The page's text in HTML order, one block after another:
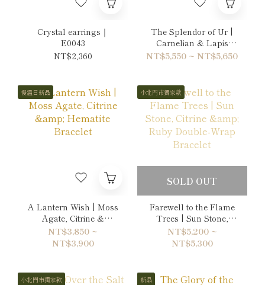
Crystal earrings｜
E0043
NT$2,360
The Splendor of Ur |
Carnelian & Lapis
Lazuli Bracelet
NT$5,550 ~ NT$5,650
慢溫日新品
A Lantern Wish | Moss
Agate, Citrine &
Hematite Bracelet
NT$3,850 ~
NT$3,900
小北門市獨家款
SOLD OUT
Farewell to the Flame
Trees | Sun Stone,
Citrine & Ruby Double-
Wrap Bracelet
NT$5,200 ~
NT$5,300
小北門市獨家款 新品